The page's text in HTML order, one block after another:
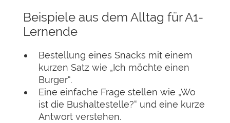
Beispiele aus dem Alltag für A1-
Lernende
Bestellung eines Snacks mit einem
kurzen Satz wie „Ich möchte einen
Burger“.
Eine einfache Frage stellen wie „Wo
ist die Bushaltestelle?“ und eine kurze
Antwort verstehen.